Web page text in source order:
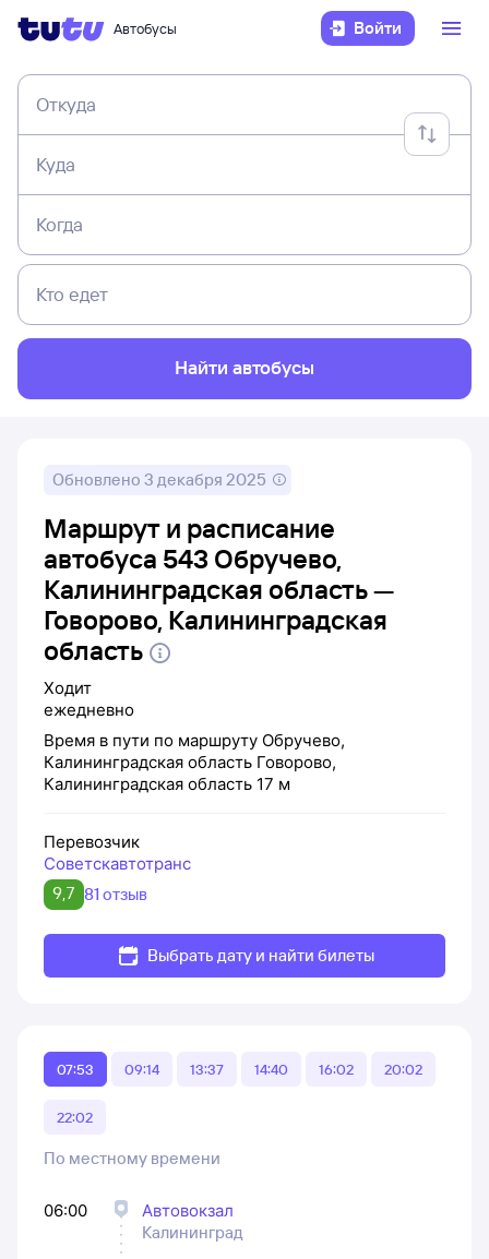
Автобусы Войти
Откуда
Куда
Когда
Кто едет
Найти автобусы
Обновлено 3 декабря 2025
Маршрут и расписание
автобуса 543 Обручево,
Калининградская область —
Говорово, Калининградская
область
Ходит
ежедневно
Время в пути по маршруту Обручево,
Калининградская область Говорово,
Калининградская область 17 м
Перевозчик
Советскавтотранc
9,7 81 отзыв
Выбрать дату и найти билеты
07:53 09:14 13:37 14:40 16:02 20:02
22:02
По местному времени
06:00
Автовокзал
Калининград